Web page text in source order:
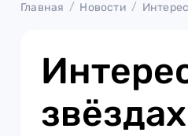
Главная Новости